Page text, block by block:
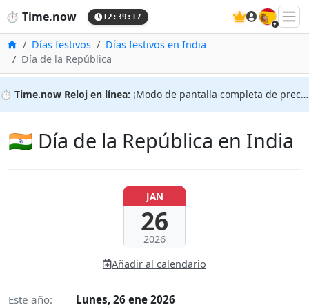
⏱️ Time.now 12:39:18 🇪🇸
InicioDías festivos
Días festivos en India
Día de la República
⏱️ Time.now Reloj en línea: ¡Modo de pantalla completa de precisión!
🇮🇳 Día de la República en India
JAN
26
2026
Añadir al calendario
Este año:
Lunes, 26 ene 2026